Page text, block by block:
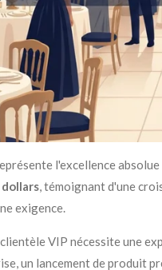
l'excellence
, témoignant d'une
exigence.
VIP nécessite une
un lancement de produit